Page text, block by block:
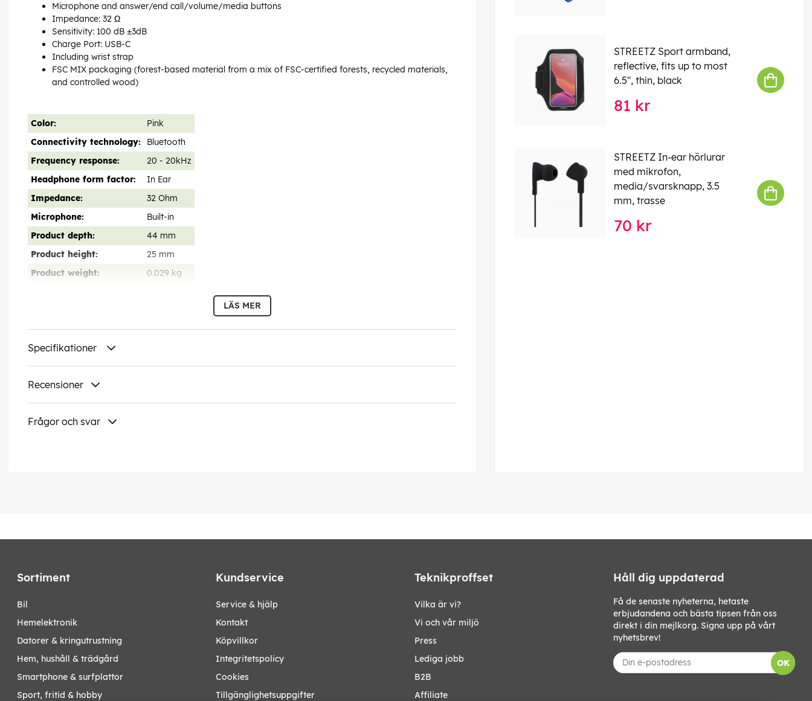
Microphone and answer/end call/volume/media buttons
Impedance: 32 Ω
Sensitivity: 100 dB ±3dB
Charge Port: USB-C
Including wrist strap
FSC MIX packaging (forest-based material from a mix of FSC-certified forests, recycled materials,
and controlled wood)
Color:
Pink
Connectivity technology:
Bluetooth
Frequency response:
20 - 20kHz
Headphone form factor:
In Ear
Impedance:
32 Ohm
Microphone:
Built-in
Product depth:
44 mm
Product height:
25 mm
Product weight:
0.029 kg
Speaker size:
13mm
Warranty:
LÄS MER
Specifikationer
Recensioner
Frågor och svar
STREETZ Sport armband,
reflective, fits up to most
6.5", thin, black
81 kr
STREETZ In-ear hörlurar
med mikrofon,
media/svarsknapp, 3.5
mm, trasse
70 kr
Sortiment
bil
hemelektronik
datorer & kringutrustning
hem, hushåll & trädgård
smartphone & surfplattor
sport, fritid & hobby
Kundservice
Service & hjälp
Kontakt
Köpvillkor
Integritetspolicy
Cookies
Tillgänglighetsuppgifter
Teknikproffset
Vilka är vi?
Vi och vår miljö
Press
Lediga jobb
B2B
Affiliate
Håll dig uppdaterad
Få de senaste nyheterna, hetaste
erbjudandena och bästa tipsen från oss
direkt i din mejlkorg. Signa upp på vårt
nyhetsbrev!
OK